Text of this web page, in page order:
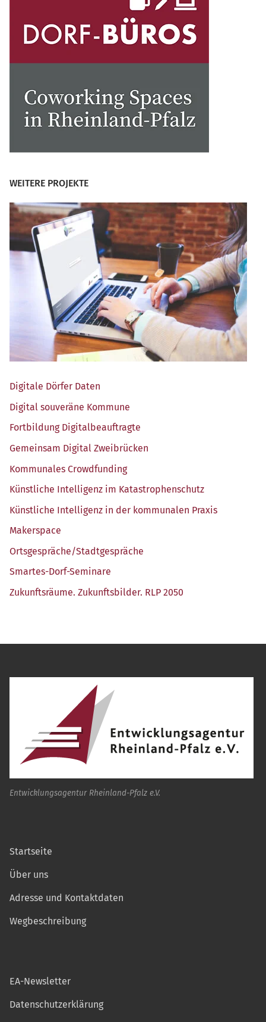
WEITERE PROJEKTE
Digi­ta­le Dör­fer Daten
Digi­tal sou­ve­rä­ne Kommune
Fort­bil­dung Digitalbeauftragte
Gemein­sam Digi­tal Zweibrücken
Kom­mu­na­les Crowdfunding
Künst­li­che Intel­li­genz im Katastrophenschutz
Künst­li­che Intel­li­genz in der kom­mu­na­len Praxis
Maker­space
Ortsgespräche/​Stadtgespräche
Smar­tes-Dorf-Semi­na­re
Zukunfts­räu­me. Zukunfts­bil­der. RLP 2050
Entwicklungsagentur Rheinland-Pfalz e.V.
Startseite
Über uns
Adresse und Kontaktdaten
Wegbeschreibung
EA-Newsletter
Datenschutzerklärung